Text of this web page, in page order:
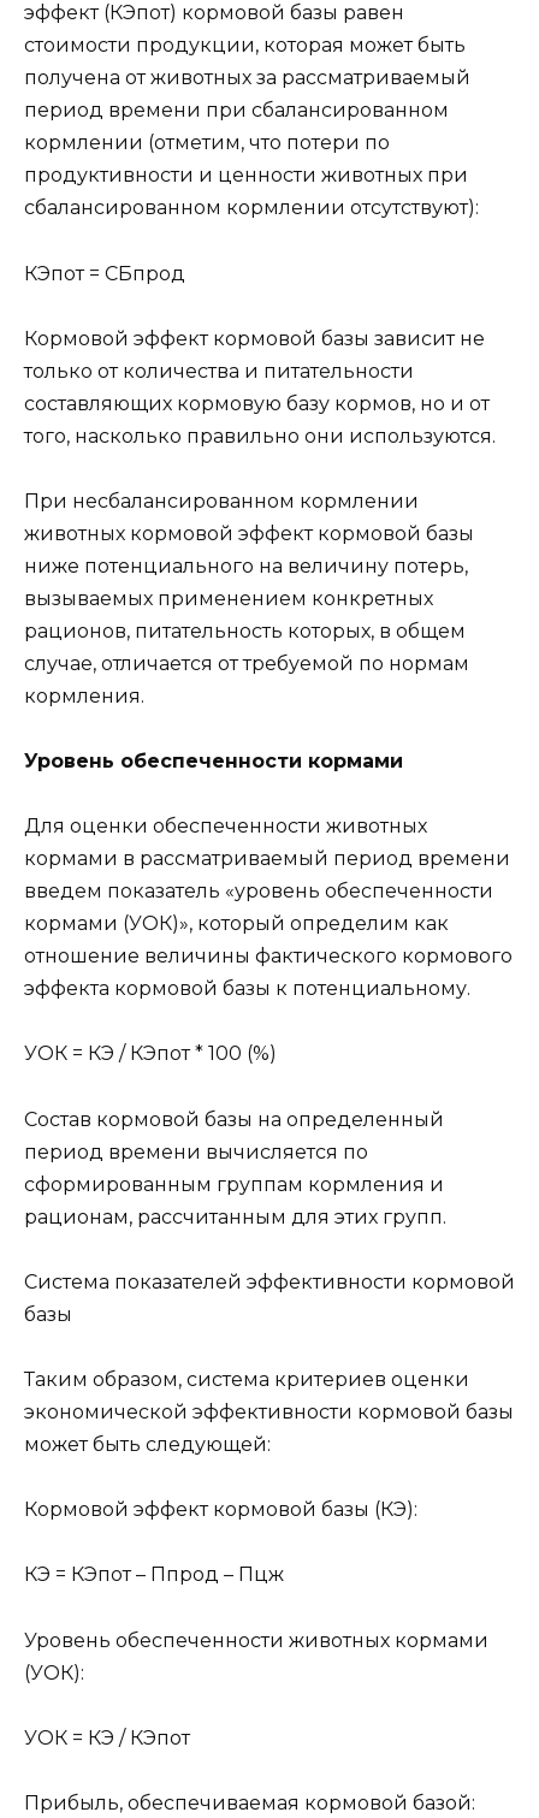
эффект (КЭпот) кормовой базы равен
стоимости продукции, которая может быть
получена от животных за рассматриваемый
период времени при сбалансированном
кормлении (отметим, что потери по
продуктивности и ценности животных при
сбалансированном кормлении отсутствуют):
КЭпот = СБпрод
Кормовой эффект кормовой базы зависит не
только от количества и питательности
составляющих кормовую базу кормов, но и от
того, насколько правильно они используются.
При несбалансированном кормлении
животных кормовой эффект кормовой базы
ниже потенциального на величину потерь,
вызываемых применением конкретных
рационов, питательность которых, в общем
случае, отличается от требуемой по нормам
кормления.
Уровень обеспеченности кормами
Для оценки обеспеченности животных
кормами в рассматриваемый период времени
введем показатель «уровень обеспеченности
кормами (УОК)», который определим как
отношение величины фактического кормового
эффекта кормовой базы к потенциальному.
УОК = КЭ / КЭпот * 100 (%)
Состав кормовой базы на определенный
период времени вычисляется по
сформированным группам кормления и
рационам, рассчитанным для этих групп.
Система показателей эффективности кормовой
базы
Таким образом, система критериев оценки
экономической эффективности кормовой базы
может быть следующей:
Кормовой эффект кормовой базы (КЭ):
КЭ = КЭпот – Ппрод – Пцж
Уровень обеспеченности животных кормами
(УОК):
УОК = КЭ / КЭпот
Прибыль, обеспечиваемая кормовой базой: